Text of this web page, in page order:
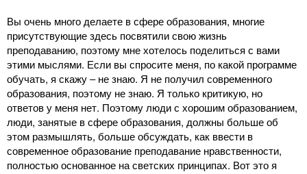
Вы очень много делаете в сфере образования, многие
присутствующие здесь посвятили свою жизнь
преподаванию, поэтому мне хотелось поделиться с вами
этими мыслями. Если вы спросите меня, по какой программе
обучать, я скажу ‒ не знаю. Я не получил современного
образования, поэтому не знаю. Я только критикую, но
ответов у меня нет. Поэтому люди с хорошим образованием,
люди, занятые в сфере образования, должны больше об
этом размышлять, больше обсуждать, как ввести в
современное образование преподавание нравственности,
полностью основанное на светских принципах. Вот это я